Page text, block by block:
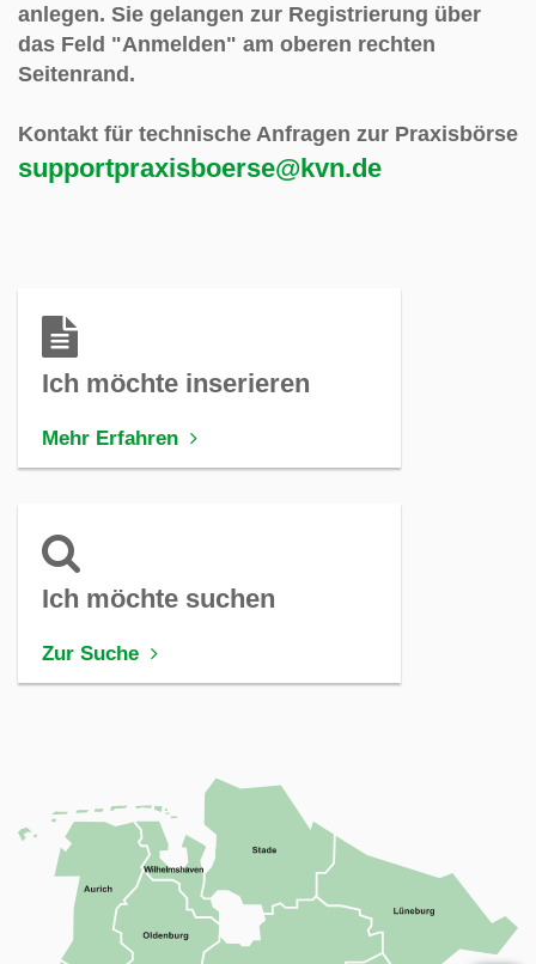
anlegen. Sie gelangen zur Registrierung über
das Feld "Anmelden" am oberen rechten
Seitenrand .
Kontakt für technische Anfragen zur Praxisbörse
supportpraxisboerse@kvn.de
Ich möchte inserieren
Mehr Erfahren
Ich möchte suchen
Zur Suche